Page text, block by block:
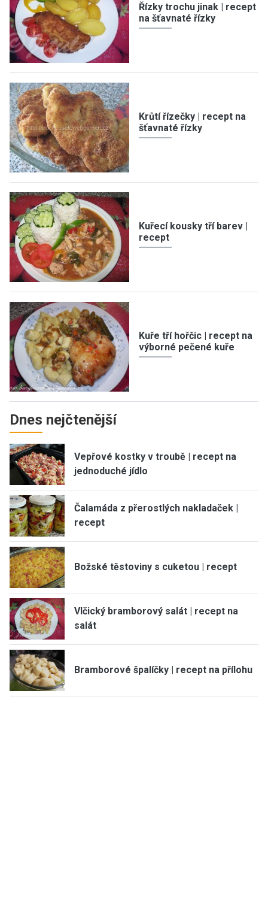
Řízky trochu jinak | recept
na šťavnaté řízky
Krůtí řízečky | recept na
šťavnaté řízky
Kuřecí kousky tří barev |
recept
Kuře tří hořčic | recept na
výborné pečené kuře
Dnes nejčtenější
Vepřové kostky v troubě | recept na
jednoduché jídlo
Čalamáda z přerostlých nakladaček |
recept
Božské těstoviny s cuketou | recept
Vlčický bramborový salát | recept na
salát
Bramborové špalíčky | recept na přílohu